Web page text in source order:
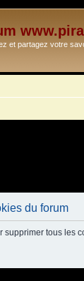
et partagez votre
du forum
supprimer tous les